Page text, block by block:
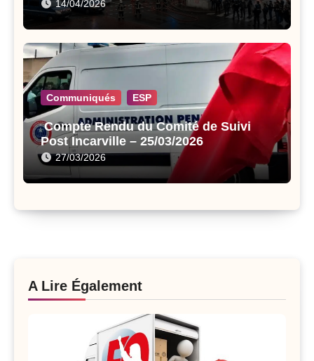
14/04/2026
Communiqués ESP
Compte Rendu du Comité de Suivi
Post Incarville – 25/03/2026
27/03/2026
A Lire Également